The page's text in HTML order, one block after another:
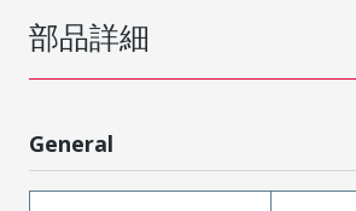
部品詳細
General